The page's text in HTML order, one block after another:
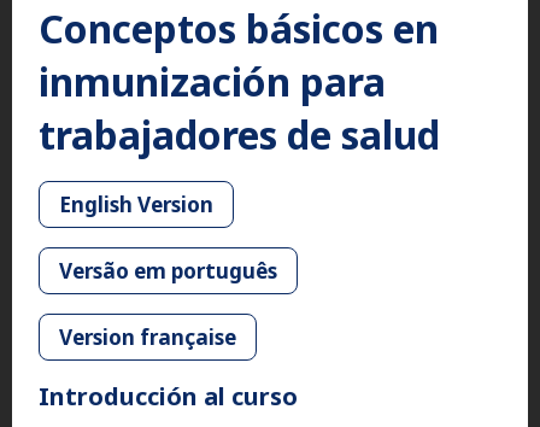
Conceptos básicos en
inmunización para
trabajadores de salud
English Version
Versão em português
Version française
Introducción al curso